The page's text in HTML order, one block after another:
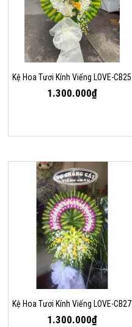
Kệ Hoa Tươi Kính Viếng LOVE-CB25
1.300.000₫
Kệ Hoa Tươi Kính Viếng LOVE-CB27
1.300.000₫